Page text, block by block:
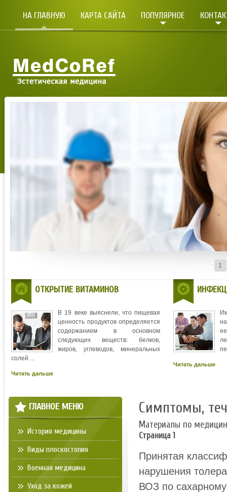
НА ГЛАВНУЮ КАРТА САЙТА ПОПУЛЯРНОЕ
1
ОТКРЫТИЕ ВИТАМИНОВ
В 19 веке выяснели, что пищевая
ценность продуктов определяется
содержанием в основном
следующих веществ: белков,
жиров, углеводов, минеральных
солей ...
Читать дальше
Читать дальше
Симптомы,
Материалы по
Страница 1
Принятая
нарушения
ВОЗ по
ГЛАВНОЕ МЕНЮ
История медицины
Виды плоскостопия
Военная медицина
Уход за кожей